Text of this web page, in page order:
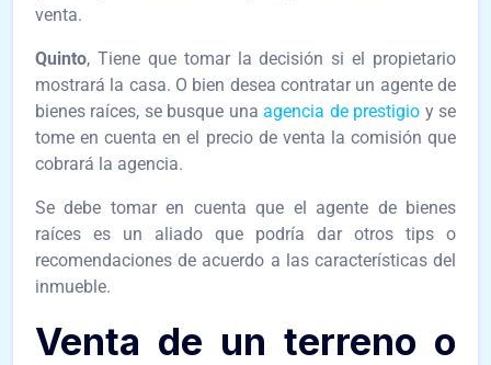
venta.
Quinto, Tiene que tomar la decisión si el propietario
mostrará la casa. O bien desea contratar un agente de
bienes raíces, se busque unaagencia de prestigio y se
tome en cuenta en el precio de venta la comisión que
cobrará la agencia.
Se debe tomar en cuenta que el agente de bienes
raíces es un aliado que podría dar otros tips o
recomendaciones de acuerdo a las características del
inmueble.
Venta de un terreno o